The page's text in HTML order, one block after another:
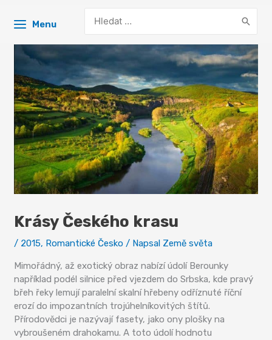
Menu
for:
Krásy Českého krasu
/ 2015, Romantické Česko / Napsal Země světa
Mimořádný, až exotický obraz nabízí údolí Berounky
například podél silnice před vjezdem do Srbska, kde pravý
břeh řeky lemují paralelní skalní hřebeny odříznuté říční
erozí do impozantních trojúhelníkovitých štítů.
Přírodovědci je nazývají fasety, jako ony plošky na
vybroušeném drahokamu. A toto údolí hodnotu